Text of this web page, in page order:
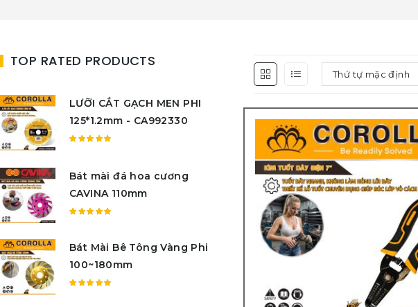
Thứ tự mặc định
TOP RATED PRODUCTS
LƯỠI CẮT GẠCH MEN PHI
125*1.2mm - CA992330
hạng
Bát mài đá hoa cương
CAVINA 110mm
hạng
5.00
5
Bát Mài Bê Tông Vàng Phi
100~180mm